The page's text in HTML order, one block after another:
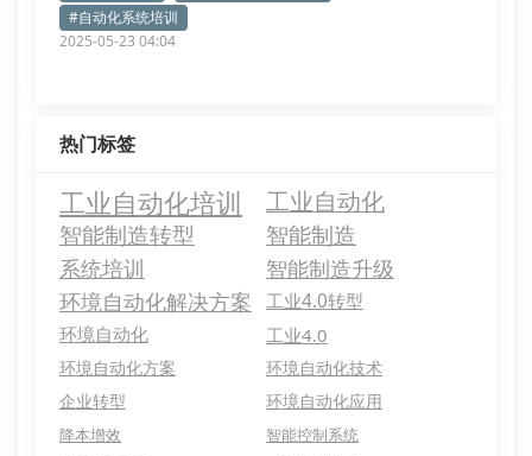
#自动化系统培训
2025-05-23 04:04
热门标签
工业自动化培训
工业自动化
智能制造转型
智能制造
系统培训 智能制造升级
环境自动化解决方案
工业4.0转型
环境自动化
工业4.0
环境自动化方案
环境自动化技术
企业转型
环境自动化应用
降本增效
智能控制系统